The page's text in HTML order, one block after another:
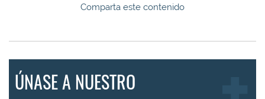
Comparta este contenido
ÚNASE A NUESTRO